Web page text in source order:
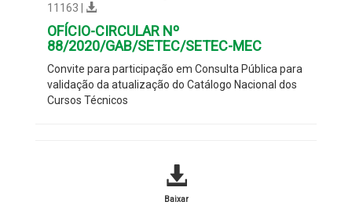
11163 |
OFÍCIO-CIRCULAR Nº
88/2020/GAB/SETEC/SETEC-MEC
Convite para participação em Consulta Pública para
validação da atualização do Catálogo Nacional dos
Cursos Técnicos
Baixar